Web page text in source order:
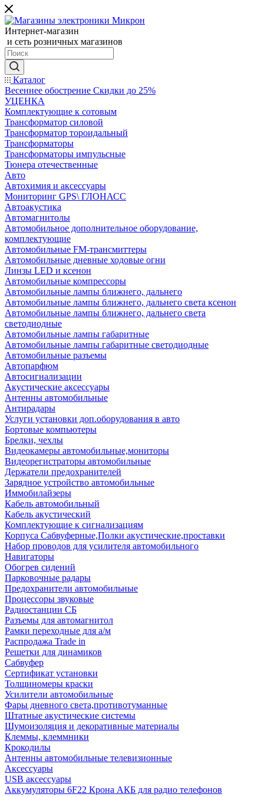
Интернет-магазин
и сеть розничных магазинов
Каталог
Весеннее обострение Скидки до 25%
УЦЕНКА
Комплектующие к сотовым
Трансформатор силовой
Трансформатор тороидальный
Трансформаторы
Трансформаторы импульсные
Тюнера отечественные
Авто
Автохимия и аксессуары
Мониторинг GPS\ ГЛОНАСС
Автоакустика
Автомагнитолы
Автомобильное дополнительное оборудование,
комплектующие
Автомобильные FM-трансмиттеры
Автомобильные дневные ходовые огни
Линзы LED и ксенон
Автомобильные компрессоры
Автомобильные лампы ближнего, дальнего
Автомобильные лампы ближнего, дальнего света ксенон
Автомобильные лампы ближнего, дальнего света
светодиодные
Автомобильные лампы габаритные
Автомобильные лампы габаритные светодиодные
Автомобильные разъемы
Автопарфюм
Автосигнализации
Акустические аксессуары
Антенны автомобильные
Антирадары
Услуги установки доп.оборудования в авто
Бортовые компьютеры
Брелки, чехлы
Видеокамеры автомобильные,мониторы
Видеорегистраторы автомобильные
Держатели предохранителей
Зарядное устройство автомобильные
Иммобилайзеры
Кабель автомобильный
Кабель акустический
Комплектующие к сигнализациям
Корпуса Сабвуферные,Полки акустические,проставки
Набор проводов для усилителя автомобильного
Навигаторы
Обогрев сидений
Парковочные радары
Предохранители автомобильные
Процессоры звуковые
Радиостанции СБ
Разъемы для автомагнитол
Рамки переходные для а/м
Распродажа Trade in
Решетки для динамиков
Сабвуфер
Сертификат установки
Толщиномеры краски
Усилители автомобильные
Фары дневного света,противотуманные
Штатные акустические системы
Шумоизоляция и декоративные материалы
Клеммы, клеммники
Крокодилы
Антенны автомобильные телевизионные
Аксессуары
USB аксессуары
Аккумуляторы 6F22 Крона АКБ для радио телефонов